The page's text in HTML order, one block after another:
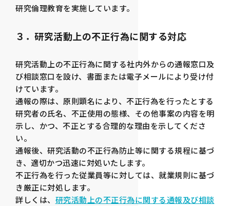
研究倫理教育を実施しています。
３．研究活動上の不正行為に関する対応
研究活動上の不正行為に関する社内外からの通報窓口及
び相談窓口を設け、書面または電子メールにより受け付
けています。
通報の際は、原則顕名により、不正行為を行ったとする
研究者の氏名、不正使用の態様、その他事案の内容を明
示し、かつ、不正とする合理的な理由を示してくださ
い。
通報後、研究活動の不正行為防止等に関する規程に基づ
き、適切かつ迅速に対処いたします。
不正行為を行った従業員等に対しては、就業規則に基づ
き厳正に対処します。
詳しくは、 研究活動上の不正行為に関する通報及び相談